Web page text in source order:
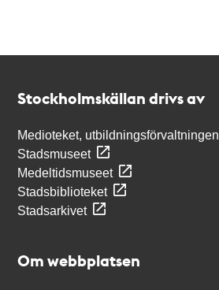
Stockholmskällan drivs av
Medioteket, utbildningsförvaltningen
Stadsmuseet
Medeltidsmuseet
Stadsbiblioteket
Stadsarkivet
Om webbplatsen